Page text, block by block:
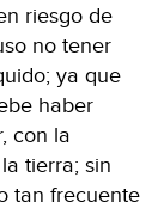
riesgo de
no tener
ya que
haber
con la
tierra; sin
tan frecuente